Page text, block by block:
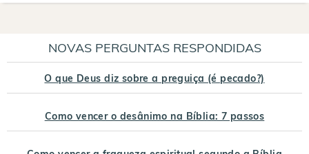
NOVAS PERGUNTAS RESPONDIDAS
O que Deus diz sobre a preguiça (é pecado?)
Como vencer o desânimo na Bíblia: 7 passos